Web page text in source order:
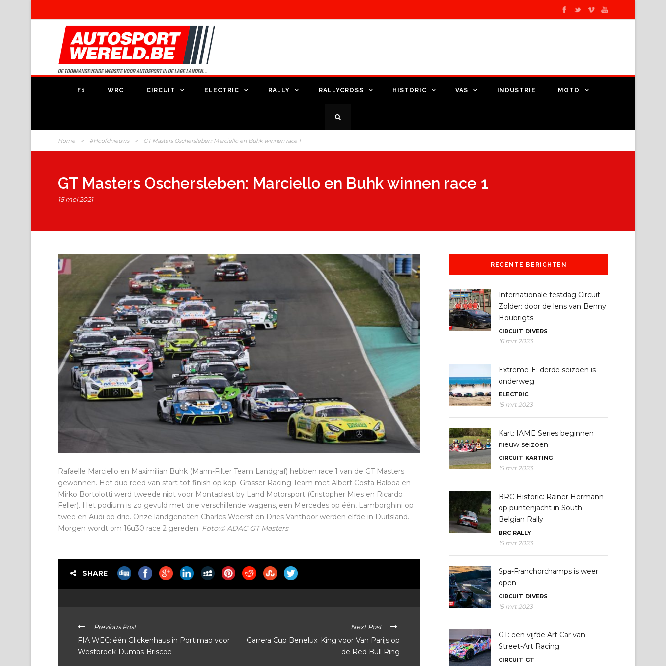
F1 WRC CIRCUIT ELECTRIC RALLY RALLYCROSS HISTORIC VAS INDUSTRIE MOTO
Home > #Hoofdnieuws > GT Masters Oschersleben: Marciello en Buhk winnen race 1
GT Masters Oschersleben: Marciello en Buhk winnen race 1
15 mei 2021
Rafaelle Marciello en Maximilian Buhk (Mann-Filter Team Landgraf) hebben race 1 van de GT Masters
gewonnen. Het duo reed van start tot finish op kop. Grasser Racing Team met Albert Costa Balboa en
Mirko Bortolotti werd tweede nipt voor Montaplast by Land Motorsport (Cristopher Mies en Ricardo
Feller). Het podium is zo gevuld met drie verschillende wagens, een Mercedes op één, Lamborghini op
twee en Audi op drie. Onze landgenoten Charles Weerst en Dries Vanthoor werden elfde in Duitsland.
Morgen wordt om 16u30 race 2 gereden. Foto:© ADAC GT Masters
SHARE
Previous Post
FIA WEC: één Glickenhaus in Portimao voor
Westbrook-Dumas-Briscoe
Next Post
Carrera Cup Benelux: King voor Van Parijs op
de Red Bull Ring
RECENTE BERICHTEN
Internationale testdag Circuit
Zolder: door de lens van Benny
Houbrigts
CIRCUIT DIVERS
16 mrt 2023
Extreme-E: derde seizoen is
onderweg
ELECTRIC
15 mrt 2023
Kart: IAME Series beginnen
nieuw seizoen
CIRCUIT KARTING
15 mrt 2023
BRC Historic: Rainer Hermann
op puntenjacht in South
Belgian Rally
BRC RALLY
15 mrt 2023
Spa-Franchorchamps is weer
open
CIRCUIT DIVERS
15 mrt 2023
GT: een vijfde Art Car van
Street-Art Racing
CIRCUIT GT